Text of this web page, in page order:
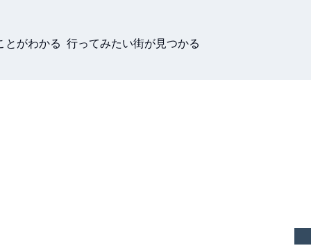
とがわかる 行ってみたい街が見つかる